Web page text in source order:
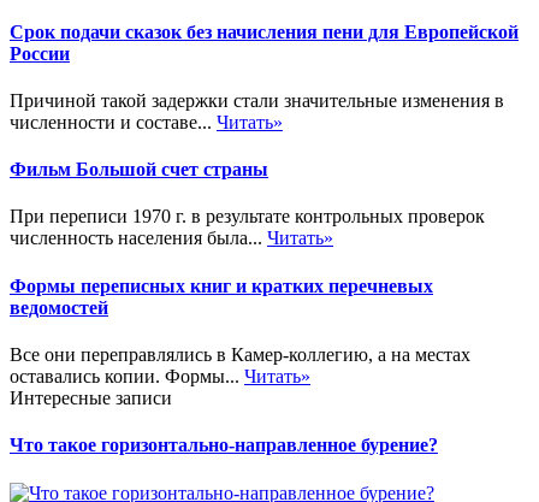
Срок подачи сказок без начисления пени для Европейской
России
Причиной такой задержки стали значительные изменения в
численности и составе... Читать»
Фильм Большой счет страны
При переписи 1970 г. в результате контрольных проверок
численность населения была... Читать»
Формы переписных книг и кратких перечневых
ведомостей
Все они переправлялись в Камер-коллегию, а на местах
оставались копии. Формы... Читать»
Интересные записи
Что такое горизонтально-направленное бурение?